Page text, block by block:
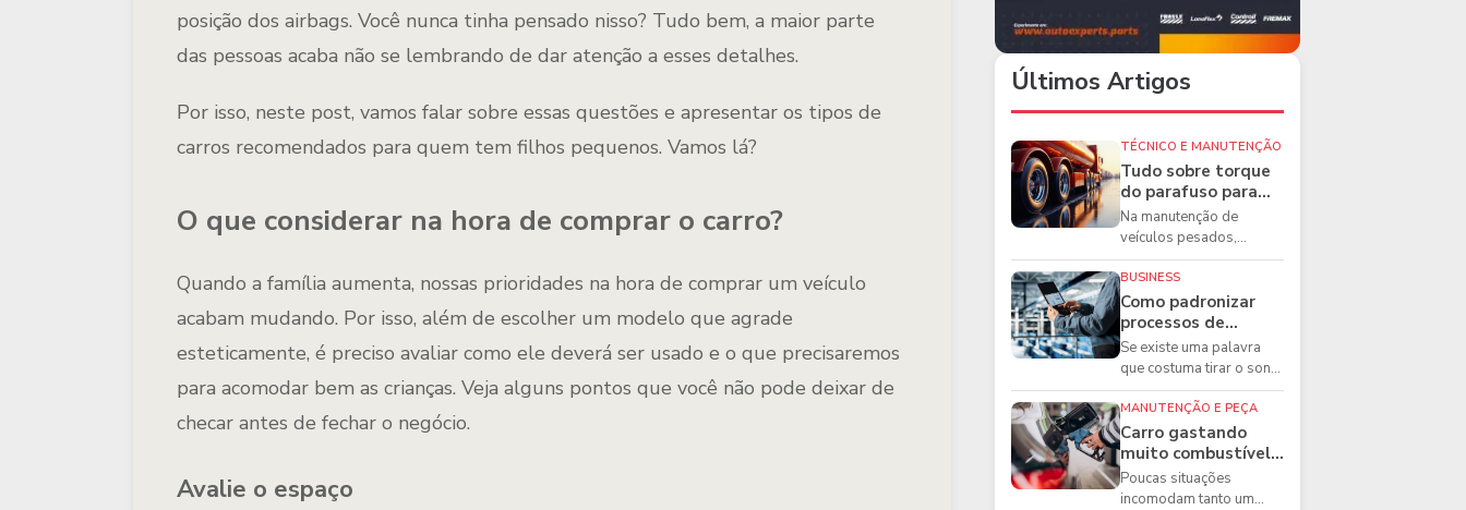
posição dos airbags. Você nunca tinha pensado nisso? Tudo bem, a maior parte
das pessoas acaba não se lembrando de dar atenção a esses detalhes.
Por isso, neste post, vamos falar sobre essas questões e apresentar os tipos de
carros recomendados para quem tem filhos pequenos. Vamos lá?
O que considerar na hora de comprar o carro?
Quando a família aumenta, nossas prioridades na hora de comprar um veículo
acabam mudando. Por isso, além de escolher um modelo que agrade
esteticamente, é preciso avaliar como ele deverá ser usado e o que precisaremos
para acomodar bem as crianças. Veja alguns pontos que você não pode deixar de
checar antes de fechar o negócio.
Avalie o espaço
Últimos Artigos
TÉCNICO E MANUTENÇÃO
Tudo sobre torque
do parafuso para
caminhões e as
boas práticas que
todo mecânico
precisa conhecer
Na manutenção de
veículos pesados,
existem ferramentas que
fazem diferença direta na
segurança e na ...
BUSINESS
Como padronizar
processos de
manutenção de
frota na oficina
Se existe uma palavra
que costuma tirar o sono
dos gestores de
manutenção, ela é a
imprevisibilidade...
MANUTENÇÃO E PEÇA
Carro gastando
muito combustível:
5 motivos que
podem aumentar o
Poucas situações
incomodam tanto um